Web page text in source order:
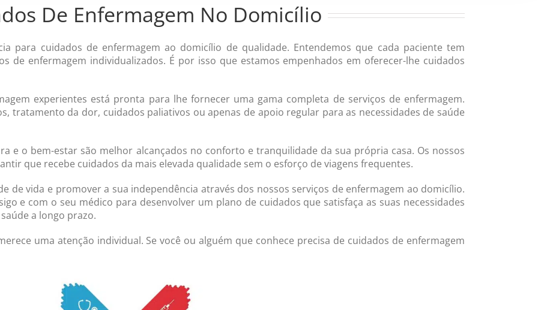
De Enfermagem No Domicílio
para cuidados de enfermagem ao domicílio de qualidade. Entendemos que cada paciente tem
de enfermagem individualizados. É por isso que estamos empenhados em oferecer-lhe cuidados
experientes está pronta para lhe fornecer uma gama completa de serviços de enfermagem.
tratamento da dor, cuidados paliativos ou apenas de apoio regular para as necessidades de saúde
e o bem-estar são melhor alcançados no conforto e tranquilidade da sua própria casa. Os nossos
que recebe cuidados da mais elevada qualidade sem o esforço de viagens frequentes.
de vida e promover a sua independência através dos nossos serviços de enfermagem ao domicílio.
e com o seu médico para desenvolver um plano de cuidados que satisfaça as suas necessidades
a longo prazo.
uma atenção individual. Se você ou alguém que conhece precisa de cuidados de enfermagem